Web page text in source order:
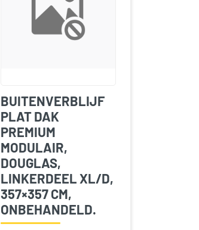
BUITENVERBLIJF
PLAT DAK
PREMIUM
MODULAIR,
DOUGLAS,
LINKERDEEL XL/D,
357×357 CM,
ONBEHANDELD.